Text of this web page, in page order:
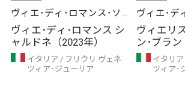
ヴィエ･ディ･ロマンス･ソ
チエタ･アグリコーラ
ヴィエ･ディ･ロマンス シ
ャルドネ（2023年）
イタリア
フリウリ ヴェネ
ツィア･ジューリア
ヴィエ･デ
チエタ･ア
ヴィエリ
ン･ブラン
イタリア
ツィア･